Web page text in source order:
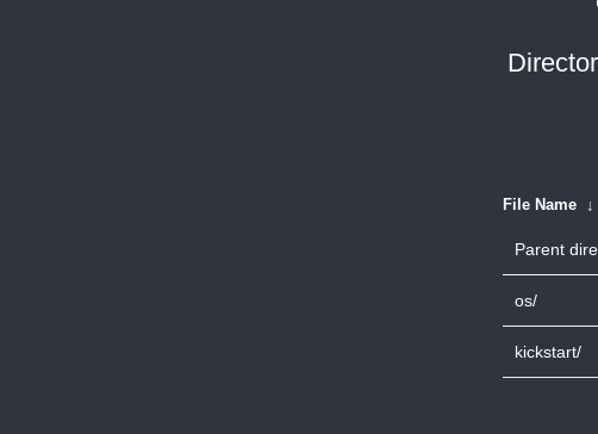
File Name ↓
Parent
os/
kickstart/